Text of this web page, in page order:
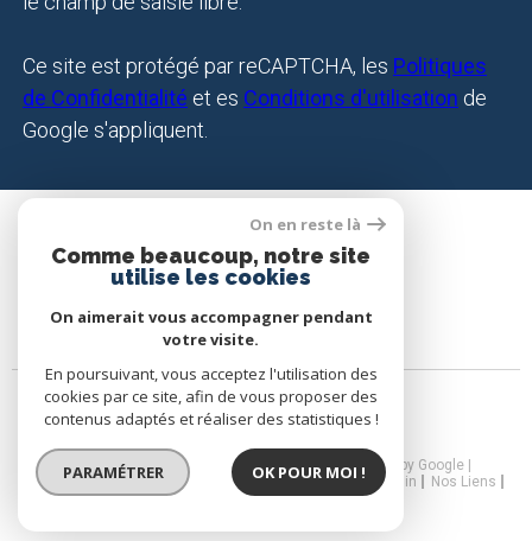
Ce site est protégé par reCAPTCHA, les Politiques
de Confidentialité et es Conditions d'utilisation de
Google s'appliquent.
SE CONNECTER
ESPACE PROPRIÉTAIRE
© 2026 | Tous droits réservés | Traduction powered by Google |
Nos Honoraires
Plan Du Site Mentions Légales Admin
Nos Liens
Politique RGPD
Cookies
On en reste là
Comme beaucoup, notre site
utilise les cookies
On aimerait vous accompagner pendant
votre visite.
En poursuivant, vous acceptez l'utilisation des
cookies par ce site, afin de vous proposer des
contenus adaptés et réaliser des statistiques !
PARAMÉTRER OK POUR MOI !